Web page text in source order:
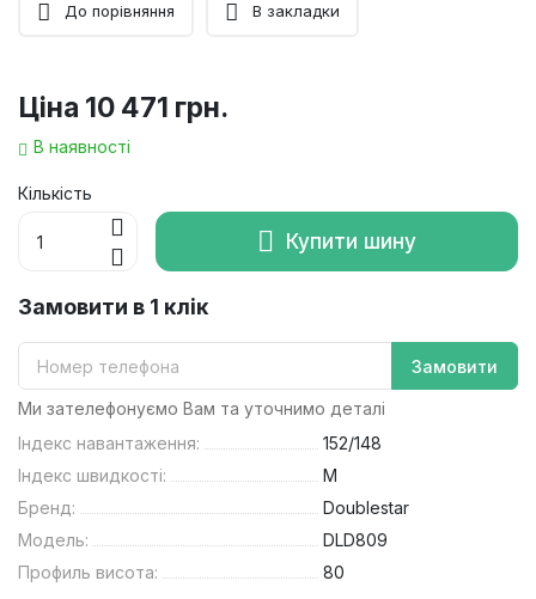
До порівняння В закладки
Ціна 10 471 грн.
В наявності
Кількість
Купити шину
Замовити в 1 клік
Замовити
Ми зателефонуємо Вам та уточнимо деталі
Індекс навантаження:
152/148
Індекс швидкості:
M
Бренд:
Doublestar
Модель:
DLD809
Профиль висота:
80